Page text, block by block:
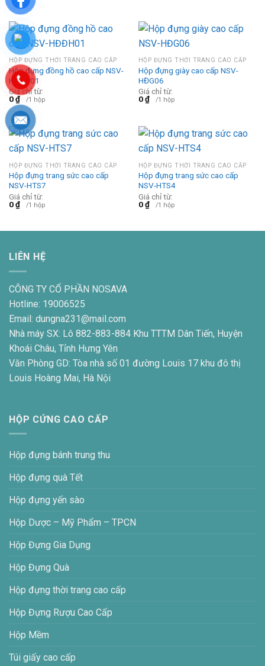
HỘP ĐỰNG THỜI TRANG CAO CẤP
Hộp đựng đồng hồ cao cấp NSV-
HĐĐH01
Giá chỉ từ:
0₫ /1 hộp
HỘP ĐỰNG THỜI TRANG CAO CẤP
Hộp đựng giày cao cấp NSV-
HĐG06
Giá chỉ từ:
0₫ /1 hộp
HỘP ĐỰNG THỜI TRANG CAO CẤP
Hộp đựng trang sức cao cấp
NSV-HTS7
Giá chỉ từ:
0₫ /1 hộp
HỘP ĐỰNG THỜI TRANG CAO CẤP
Hộp đựng trang sức cao cấp
NSV-HTS4
Giá chỉ từ:
0₫ /1 hộp
LIÊN HỆ
CÔNG TY CỔ PHẦN NOSAVA
Hotline: 19006525
Email: dungna231@mail.com
Nhà máy SX: Lô 882-883-884 Khu TTTM Dân Tiến, Huyện
Khoái Châu, Tỉnh Hưng Yên
Văn Phòng GD: Tòa nhà số 01 đường Louis 17 khu đô thị
Louis Hoàng Mai, Hà Nội
HỘP CỨNG CAO CẤP
Hộp đựng bánh trung thu
Hộp đựng quà Tết
Hộp đựng yến sào
Hộp Dược – Mỹ Phẩm – TPCN
Hộp Đựng Gia Dụng
Hộp Đựng Quà
Hộp đựng thời trang cao cấp
Hộp Đựng Rượu Cao Cấp
Hộp Mềm
Túi giấy cao cấp